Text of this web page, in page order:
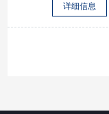
详细信息